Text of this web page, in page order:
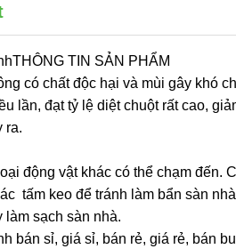
TIN SẢN PHẨM
có chất độc hại và mùi gây khó
lần, đạt tỷ lệ diệt chuột rất cao,
ra.
động vật khác có thể chạm
tấm keo để tránh làm bẩn sàn
sạch sàn nhà.
bán sỉ, giá sỉ, bán rẻ, giá rẻ, bán